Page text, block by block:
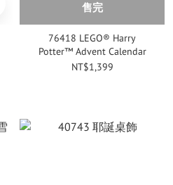
售完
76418 LEGO® Harry
Potter™ Advent Calendar
NT$1,399